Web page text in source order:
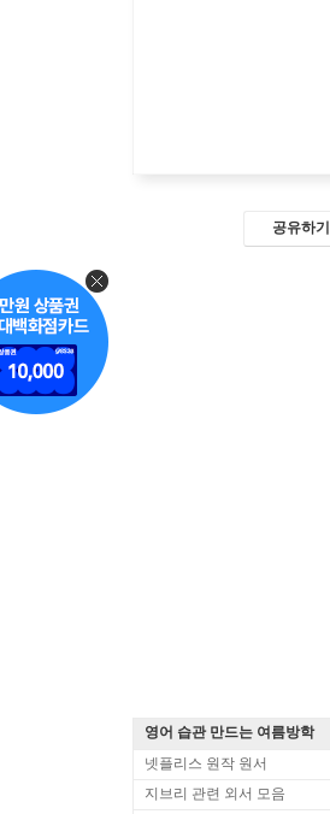
공유하기
영어 습관 만드는 여름방학
넷플리스 원작 원서
지브리 관련 외서 모음